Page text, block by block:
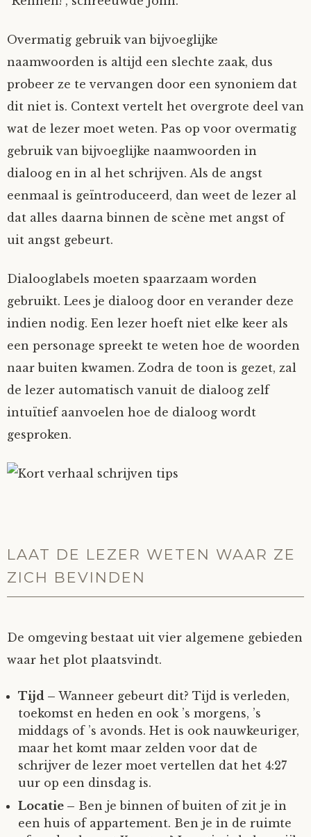
Overmatig gebruik van bijvoeglijke
naamwoorden is altijd een slechte zaak, dus
probeer ze te vervangen door een synoniem dat
dit niet is. Context vertelt het overgrote deel van
wat de lezer moet weten. Pas op voor overmatig
gebruik van bijvoeglijke naamwoorden in
dialoog en in al het schrijven. Als de angst
eenmaal is geïntroduceerd, dan weet de lezer al
dat alles daarna binnen de scène met angst of
uit angst gebeurt.
Dialooglabels moeten spaarzaam worden
gebruikt. Lees je dialoog door en verander deze
indien nodig. Een lezer hoeft niet elke keer als
een personage spreekt te weten hoe de woorden
naar buiten kwamen. Zodra de toon is gezet, zal
de lezer automatisch vanuit de dialoog zelf
intuïtief aanvoelen hoe de dialoog wordt
gesproken.
LAAT DE LEZER WETEN WAAR ZE
ZICH BEVINDEN
De omgeving bestaat uit vier algemene gebieden
waar het plot plaatsvindt.
Tijd – Wanneer gebeurt dit? Tijd is verleden,
toekomst en heden en ook ’s morgens, ’s
middags of ’s avonds. Het is ook nauwkeuriger,
maar het komt maar zelden voor dat de
schrijver de lezer moet vertellen dat het 4:27
uur op een dinsdag is.
Locatie – Ben je binnen of buiten of zit je in
een huis of appartement. Ben je in de ruimte